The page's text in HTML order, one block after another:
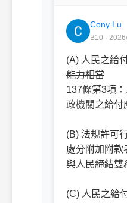
Cony Lu
B10 ·
(A) 人民之給
能力相當
137條第3項
政機關之給付
(B) 法規許可
處分附加附款
與人民締結雙
(C) 人民之給